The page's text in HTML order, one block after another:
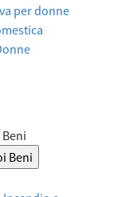
per donne
Beni